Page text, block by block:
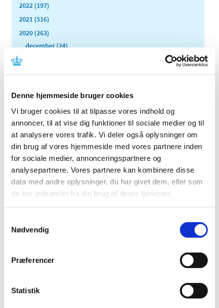
Denne hjemmeside bruger cookies
Vi bruger cookies til at tilpasse vores indhold og
annoncer, til at vise dig funktioner til sociale medier og til
at analysere vores trafik. Vi deler også oplysninger om
din brug af vores hjemmeside med vores partnere inden
for sociale medier, annonceringspartnere og
analysepartnere. Vores partnere kan kombinere disse
data med andre oplysninger, du har givet dem, eller som
de har indsamlet fra din brug af deres tjenester.
Nødvendig
Præferencer
Statistik
2022 (197)
2021 (516)
2020 (263)
december (24)
august (17)
juli (11)
juni (21)
maj (21)
april (24)
marts (42)
februar (12)
januar (18)
2017 (167)
2012 (44)